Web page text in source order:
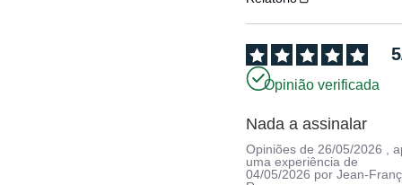
5
Opinião verificada
Nada a assinalar
Opiniões de 26/05/2026
,
uma experiência de
04/05/2026 porJean-